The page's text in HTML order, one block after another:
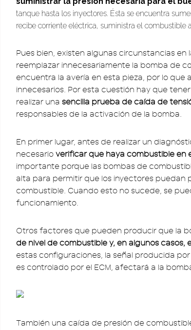
tanque hasta los inyectores. Ésta se encuentra
recibe corriente eléctrica, suministra el combustible
Pues bien, existen algunas circunstancias
reemplazar innecesariamente la bomba de
encuentra la avería en esta pieza, por lo
innecesarios. Por esta cuestión hay que
realizar una sencilla prueba de caída de
responsables de la activación de la bomba.
En primer lugar, antes de realizar un
necesario verificar que haya combustible en
importante porque las bombas de
alta para permitir que los inyectores puedan
combustible. Cuando esto no sucede, se
funcionamiento.
Otros factores que pueden producir que la
de nivel de combustible y, en algunos casos,
estas configuraciones, la señal producida
es controlado por el ECM, afectará a la
También una caída de presión de